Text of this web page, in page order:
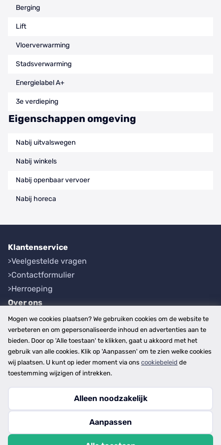
Berging
Lift
Vloerverwarming
Stadsverwarming
Energielabel A+
3e verdieping
Eigenschappen omgeving
Nabij uitvalswegen
Nabij winkels
Nabij openbaar vervoer
Nabij horeca
Klantenservice
Veelgestelde vragen
Contactformulier
Herroeping
Over ons
Bedrijfsgegevens
Werkwijze
Overzichten
Plaatsen
Provincies
Copyright © 2026
privacy- en cookiebeleid
Mogen we cookies plaatsen? We gebruiken cookies om de website te
verbeteren en om gepersonaliseerde inhoud en advertenties aan te
bieden. Door op 'Alle toestaan' te klikken, gaat u akkoord met het
gebruik van alle cookies. Klik op 'Aanpassen' om te zien welke cookies
wij plaatsen. U kunt op ieder moment via ons cookiebeleid de
toestemming wijzigen of intrekken.
Alleen noodzakelijk
Aanpassen